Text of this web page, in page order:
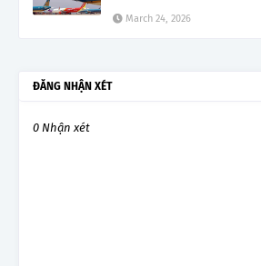
March 24, 2026
ĐĂNG NHẬN XÉT
0 Nhận xét